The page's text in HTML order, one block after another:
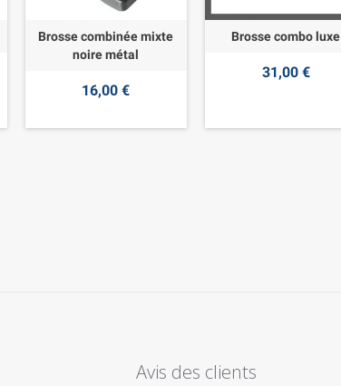
Brosse combinée mixte
noire métal
16,00 €
Brosse combo luxe
31,00 €
Avis des clients